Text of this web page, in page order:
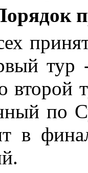
тур
второй
по
в